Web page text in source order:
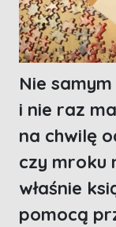
Nie
i nie raz
na chwilę
czy mroku
właśnie
pomocą